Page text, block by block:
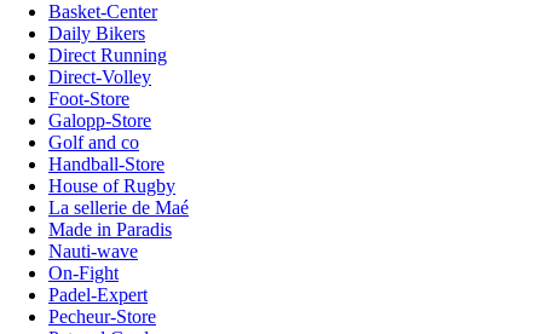
Basket-Center
Daily Bikers
Direct Running
Direct-Volley
Foot-Store
Galopp-Store
Golf and co
Handball-Store
House of Rugby
La sellerie de Maé
Made in Paradis
Nauti-wave
On-Fight
Padel-Expert
Pecheur-Store